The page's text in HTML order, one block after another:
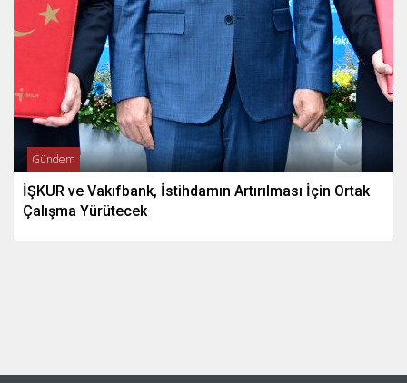
Gündem
İŞKUR ve Vakıfbank, İstihdamın Artırılması İçin Ortak
Çalışma Yürütecek